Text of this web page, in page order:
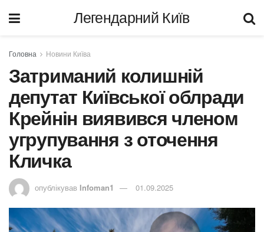
Легендарний Київ
Головна Новини Київа
Затриманий колишній
депутат Київської облради
Крейнін виявився членом
угрупування з оточення
Кличка
опублікував Infoman1 01.09.2025